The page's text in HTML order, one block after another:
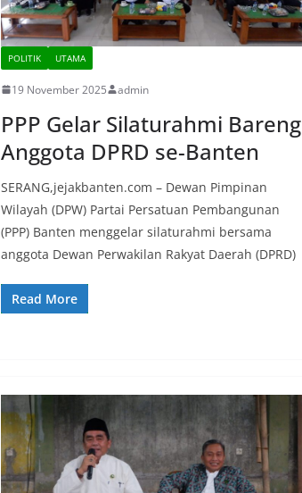
POLITIK UTAMA
19 November 2025 admin
PPP Gelar Silaturahmi Bareng
Anggota DPRD se-Banten
SERANG,jejakbanten.com – Dewan Pimpinan
Wilayah (DPW) Partai Persatuan Pembangunan
(PPP) Banten menggelar silaturahmi bersama
anggota Dewan Perwakilan Rakyat Daerah (DPRD)
Read More